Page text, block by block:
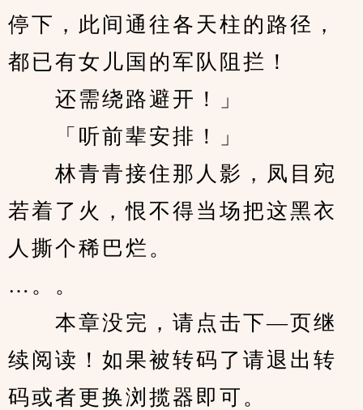
停下，此间通往各天柱的路径，
都已有女儿国的军队阻拦！
还需绕路避开！」
「听前辈安排！」
林青青接住那人影，凤目宛
若着了火，恨不得当场把这黑衣
人撕个稀巴烂。
…。。
本章没完，请点击下—页继
续阅读！如果被转码了请退出转
码或者更换浏揽器即可。